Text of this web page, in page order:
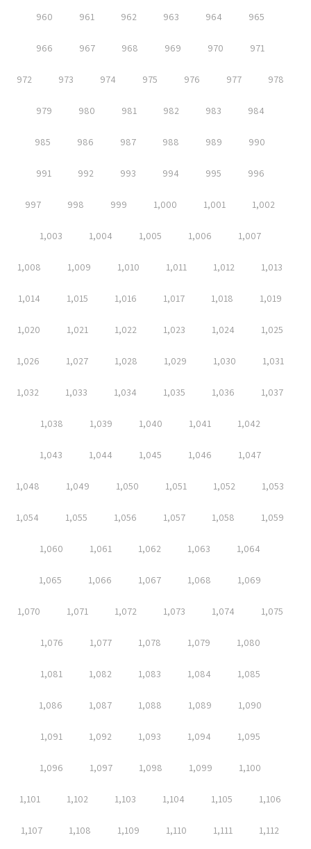
960 961 962 963 964 965
966 967 968 969 970 971
972 973 974 975 976 977 978
979 980 981 982 983 984
985 986 987 988 989 990
991 992 993 994 995 996
997 998 999 1,000 1,001 1,002
1,003 1,004 1,005 1,006 1,007
1,008 1,009 1,010 1,011 1,012 1,013
1,014 1,015 1,016 1,017 1,018 1,019
1,020 1,021 1,022 1,023 1,024 1,025
1,026 1,027 1,028 1,029 1,030 1,031
1,032 1,033 1,034 1,035 1,036 1,037
1,038 1,039 1,040 1,041 1,042
1,043 1,044 1,045 1,046 1,047
1,048 1,049 1,050 1,051 1,052 1,053
1,054 1,055 1,056 1,057 1,058 1,059
1,060 1,061 1,062 1,063 1,064
1,065 1,066 1,067 1,068 1,069
1,070 1,071 1,072 1,073 1,074 1,075
1,076 1,077 1,078 1,079 1,080
1,081 1,082 1,083 1,084 1,085
1,086 1,087 1,088 1,089 1,090
1,091 1,092 1,093 1,094 1,095
1,096 1,097 1,098 1,099 1,100
1,101 1,102 1,103 1,104 1,105 1,106
1,107 1,108 1,109 1,110 1,111 1,112